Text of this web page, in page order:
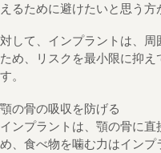
えるために避けたいと思う方
対して、インプラントは、
ため、リスクを最小限に抑
す。
顎の骨の吸収を防げる
インプラントは、顎の骨に
め、食べ物を噛む力はイン